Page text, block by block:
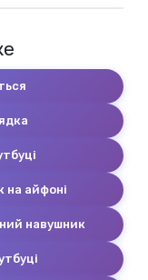
на айфоні
навушник